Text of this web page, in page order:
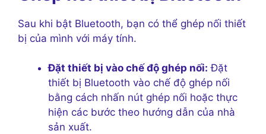
Sau khi bật Bluetooth, bạn có thể ghép nối thiết
bị của mình với máy tính.
Đặt thiết bị vào chế độ ghép nối: Đặt
thiết bị Bluetooth vào chế độ ghép nối
bằng cách nhấn nút ghép nối hoặc thực
hiện các bước theo hướng dẫn của nhà
sản xuất.